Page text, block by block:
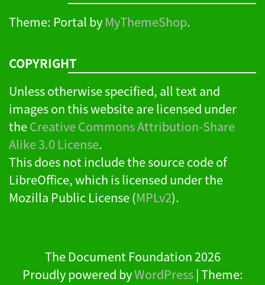
Theme: Portal by MyThemeShop.
COPYRIGHT
Unless otherwise specified, all text and
images on this website are licensed under
theCreative Commons Attribution-Share
Alike 3.0 License.
This does not include the source code of
LibreOffice, which is licensed under the
Mozilla Public License (MPLv2).
The Document Foundation 2026
Proudly powered byWordPress |Theme: